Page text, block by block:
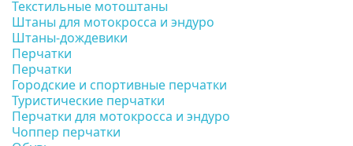
Текстильные мотоштаны
Штаны для мотокросса и эндуро
Штаны-дождевики
Перчатки
Перчатки
Городские и спортивные перчатки
Туристические перчатки
Перчатки для мотокросса и эндуро
Чоппер перчатки